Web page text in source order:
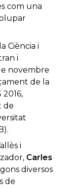
com una
Ciència i
i
novembre
de la
2016,
de
i
Carles
diversos
de